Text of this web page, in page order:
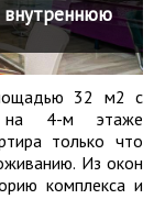
внутреннюю
32 м2 с
на 4-м этаже
только что
Из окон
комплекса и